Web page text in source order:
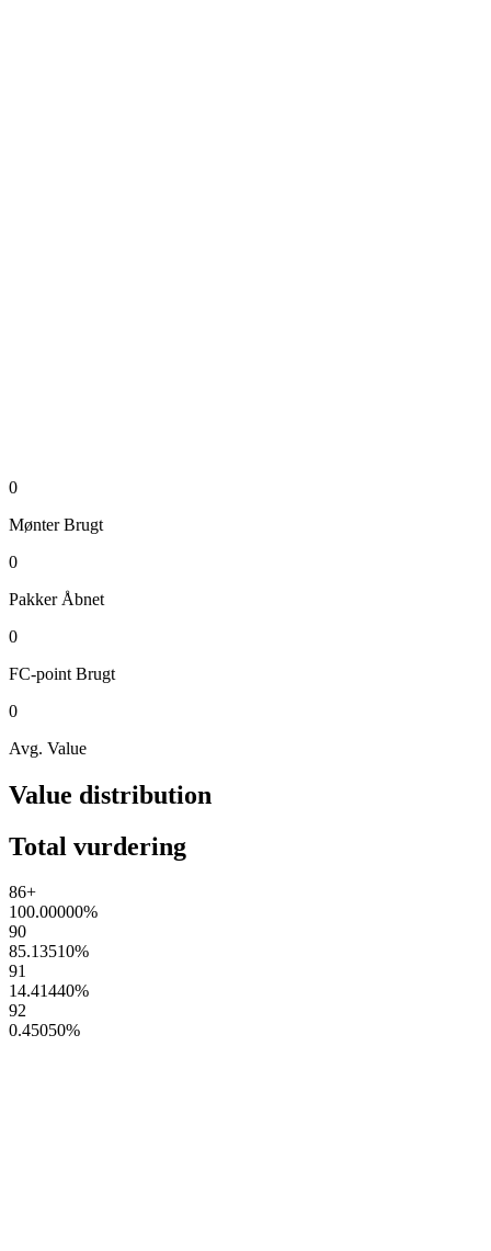
0
Mønter Brugt
0
Pakker Åbnet
0
FC-point Brugt
0
Avg. Value
Value distribution
Total vurdering
86+
100.00000%
90
85.13510%
91
14.41440%
92
0.45050%